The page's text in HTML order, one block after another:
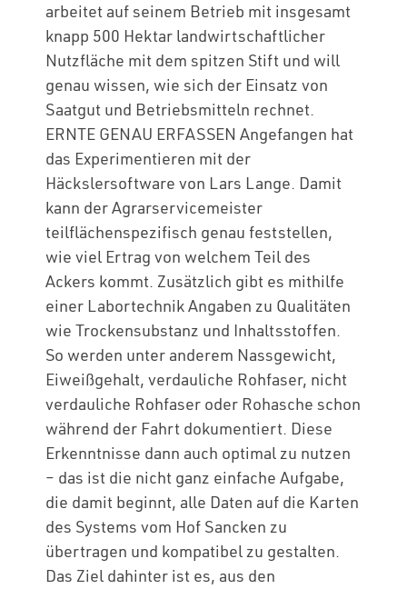
arbeitet auf seinem Betrieb mit insgesamt
knapp 500 Hektar landwirtschaftlicher
Nutzfläche mit dem spitzen Stift und will
genau wissen, wie sich der Einsatz von
Saatgut und Betriebsmitteln rechnet.
ERNTE GENAU ERFASSEN Angefangen hat
das Experimentieren mit der
Häckslersoftware von Lars Lange. Damit
kann der Agrarservicemeister
teilflächenspezifisch genau feststellen,
wie viel Ertrag von welchem Teil des
Ackers kommt. Zusätzlich gibt es mithilfe
einer Labortechnik Angaben zu Qualitäten
wie Trockensubstanz und Inhaltsstoffen.
So werden unter anderem Nassgewicht,
Eiweißgehalt, verdauliche Rohfaser, nicht
verdauliche Rohfaser oder Rohasche schon
während der Fahrt dokumentiert. Diese
Erkenntnisse dann auch optimal zu nutzen
– das ist die nicht ganz einfache Aufgabe,
die damit beginnt, alle Daten auf die Karten
des Systems vom Hof Sancken zu
übertragen und kompatibel zu gestalten.
Das Ziel dahinter ist es, aus den